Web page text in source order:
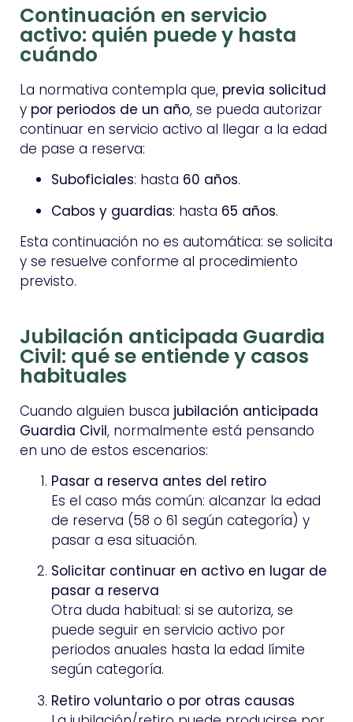
Continuación en servicio
activo: quién puede y hasta
cuándo
La normativa contempla que, previa solicitud
y por periodos de un año, se pueda autorizar
continuar en servicio activo al llegar a la edad
de pase a reserva:
Suboficiales: hasta 60 años.
Cabos y guardias: hasta 65 años.
Esta continuación no es automática: se solicita
y se resuelve conforme al procedimiento
previsto.
Jubilación anticipada Guardia
Civil: qué se entiende y casos
habituales
Cuando alguien busca jubilación anticipada
Guardia Civil, normalmente está pensando
en uno de estos escenarios:
Pasar a reserva antes del retiro
Es el caso más común: alcanzar la edad
de reserva (58 o 61 según categoría) y
pasar a esa situación.
Solicitar continuar en activo en lugar de
pasar a reserva
Otra duda habitual: si se autoriza, se
puede seguir en servicio activo por
periodos anuales hasta la edad límite
según categoría.
Retiro voluntario o por otras causas